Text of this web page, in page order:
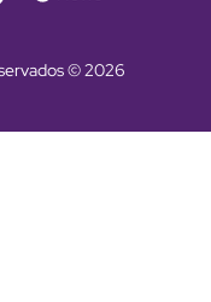
© 2026